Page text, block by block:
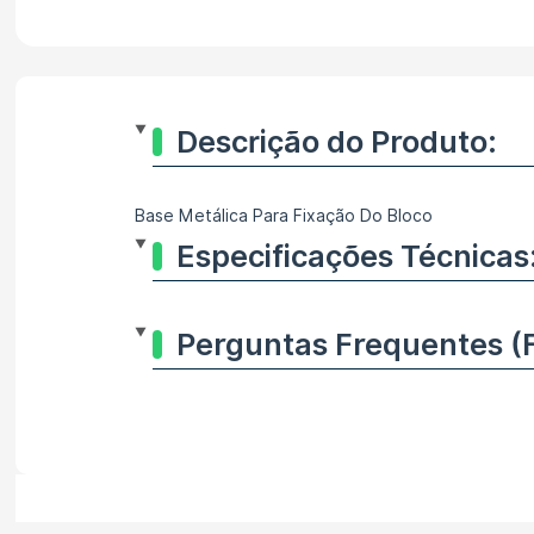
Descrição do Produto:
Base Metálica Para Fixação Do Bloco
Especificações
Perguntas Frequentes